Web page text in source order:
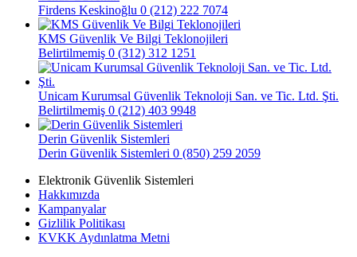
Firdens Keskinoğlu 0 (212) 222 7074
KMS Güvenlik Ve Bilgi Teklonojileri
Belirtilmemiş 0 (312) 312 1251
Unicam Kurumsal Güvenlik Teknoloji San. ve Tic. Ltd. Şti.
Belirtilmemiş 0 (212) 403 9948
Derin Güvenlik Sistemleri
Derin Güvenlik Sistemleri 0 (850) 259 2059
Elektronik Güvenlik Sistemleri
Hakkımızda
Kampanyalar
Gizlilik Politikası
KVKK Aydınlatma Metni